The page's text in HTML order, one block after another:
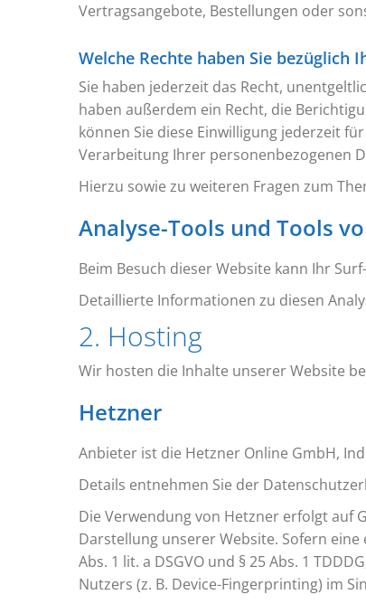
Vertragsangebote, Bestellungen oder
Welche Rechte haben Sie bezüglich
Sie haben jederzeit das Recht,
haben außerdem ein Recht, die
können Sie diese Einwilligung jederzeit
Verarbeitung Ihrer personenbezogenen
Hierzu sowie zu weiteren Fragen zum
Analyse-Tools und Tools
Beim Besuch dieser Website kann Ihr
Detaillierte Informationen zu diesen
2. Hosting
Wir hosten die Inhalte unserer Website
Hetzner
Anbieter ist die Hetzner Online GmbH,
Details entnehmen Sie der
Die Verwendung von Hetzner erfolgt auf
Darstellung unserer Website. Sofern
Abs. 1 lit. a DSGVO und § 25 Abs. 1
Nutzers (z. B. Device-Fingerprinting) im